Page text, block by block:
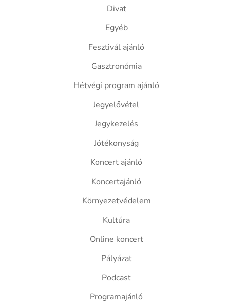
Divat
Egyéb
Fesztivál ajánló
Gasztronómia
Hétvégi program ajánló
Jegyelővétel
Jegykezelés
Jótékonyság
Koncert ajánló
Koncertajánló
Környezetvédelem
Kultúra
Online koncert
Pályázat
Podcast
Programajánló